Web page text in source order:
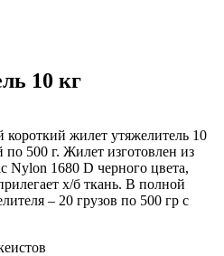
10 кг
жилет утяжелитель 10
по 500 г. Жилет изготовлен из
Nylon 1680 D черного цвета,
х/б ткань. В полной
– 20 грузов по 500 гр с